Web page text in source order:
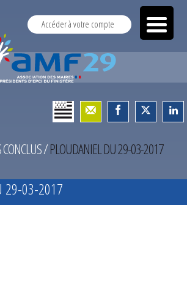
Accéder à votre compte
/PLOUDANIEL DU 29-03-2017
29-03-2017